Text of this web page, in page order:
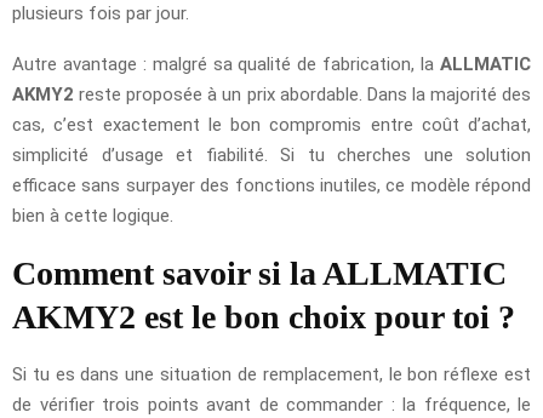
plusieurs fois par jour.
Autre avantage : malgré sa qualité de fabrication, la ALLMATIC
AKMY2 reste proposée à un prix abordable. Dans la majorité des
cas, c’est exactement le bon compromis entre coût d’achat,
simplicité d’usage et fiabilité. Si tu cherches une solution
efficace sans surpayer des fonctions inutiles, ce modèle répond
bien à cette logique.
Comment savoir si la ALLMATIC
AKMY2 est le bon choix pour toi ?
Si tu es dans une situation de remplacement, le bon réflexe est
de vérifier trois points avant de commander : la fréquence, le